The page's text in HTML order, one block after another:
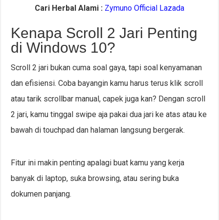
Cari Herbal Alami : Zymuno Official Lazada
Kenapa Scroll 2 Jari Penting
di Windows 10?
Scroll 2 jari bukan cuma soal gaya, tapi soal kenyamanan
dan efisiensi. Coba bayangin kamu harus terus klik scroll
atau tarik scrollbar manual, capek juga kan? Dengan scroll
2 jari, kamu tinggal swipe aja pakai dua jari ke atas atau ke
bawah di touchpad dan halaman langsung bergerak.
Fitur ini makin penting apalagi buat kamu yang kerja
banyak di laptop, suka browsing, atau sering buka
dokumen panjang.